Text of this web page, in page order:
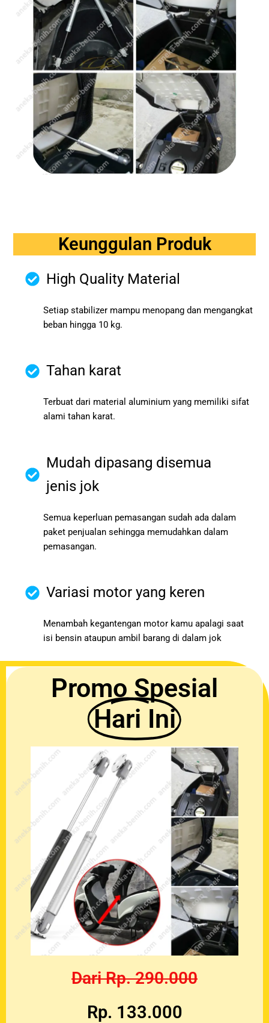
Keunggulan Produk
High Quality Material
Setiap stabilizer mampu menopang dan mengangkat
beban hingga 10 kg.
Tahan karat
Terbuat dari material aluminium yang memiliki sifat
alami tahan karat.
Mudah dipasang disemua
jenis jok
Semua keperluan pemasangan sudah ada dalam
paket penjualan sehingga memudahkan dalam
pemasangan.
Variasi motor yang keren
Menambah kegantengan motor kamu apalagi saat
isi bensin ataupun ambil barang di dalam jok
Promo Spesial
Hari Ini
Dari Rp. 290.000
Rp. 133.000